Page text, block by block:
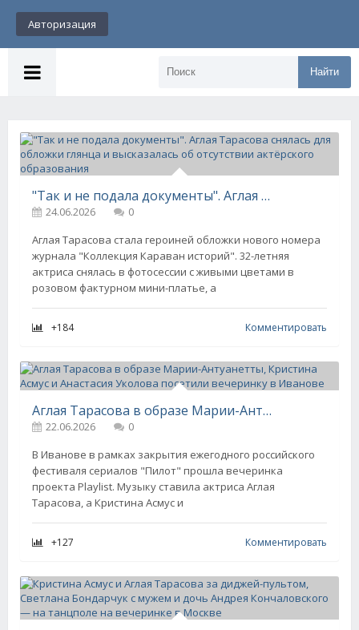
Авторизация
Найти
"Так и не подала документы". Аглая Тарасова снялась для обложки глянца и высказалась об отсутствии актёрского образования
24.06.2026
0
Аглая Тарасова стала героиней обложки нового номера
журнала "Коллекция Караван историй". 32-летняя
актриса снялась в фотосессии с живыми цветами в
розовом фактурном мини-платье, а
+184 Комментировать
Аглая Тарасова в образе Марии-Антуанетты, Кристина Асмус и Анастасия Уколова посетили вечеринку в Иванове
22.06.2026
0
В Иванове в рамках закрытия ежегодного российского
фестиваля сериалов "Пилот" прошла вечеринка
проекта Playlist. Музыку ставила актриса Аглая
Тарасова, а Кристина Асмус и
+127 Комментировать